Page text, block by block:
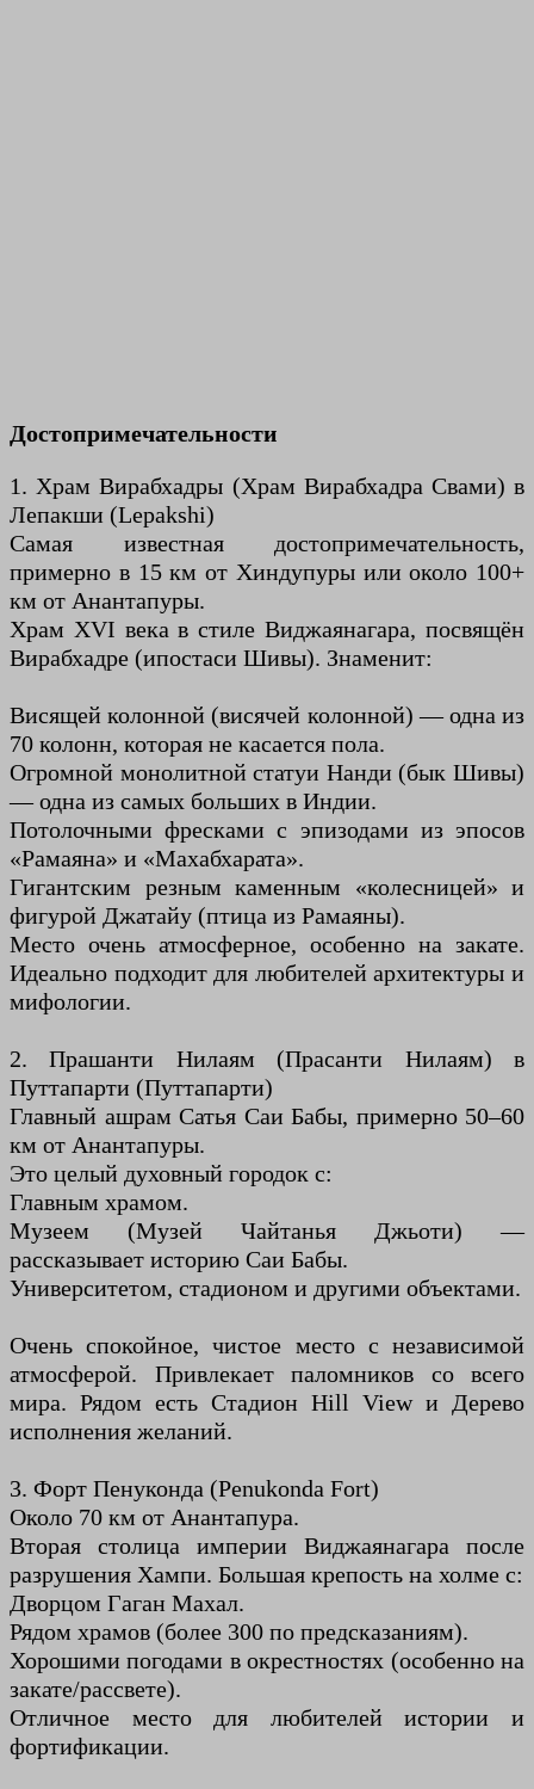
Достопримечательности
1. Храм Вирабхадры (Храм Вирабхадра Свами) в
Лепакши (Lepakshi)
Самая известная достопримечательность,
примерно в 15 км от Хиндупуры или около 100+
км от Анантапуры.
Храм XVI века в стиле Виджаянагара, посвящён
Вирабхадре (ипостаси Шивы). Знаменит:
Висящей колонной (висячей колонной) — одна из
70 колонн, которая не касается пола.
Огромной монолитной статуи Нанди (бык Шивы)
— одна из самых больших в Индии.
Потолочными фресками с эпизодами из эпосов
«Рамаяна» и «Махабхарата».
Гигантским резным каменным «колесницей» и
фигурой Джатайу (птица из Рамаяны).
Место очень атмосферное, особенно на закате.
Идеально подходит для любителей архитектуры и
мифологии.
2. Прашанти Нилаям (Прасанти Нилаям) в
Путтапарти (Путтапарти)
Главный ашрам Сатья Саи Бабы, примерно 50–60
км от Анантапуры.
Это целый духовный городок с:
Главным храмом.
Музеем (Музей Чайтанья Джьоти) —
рассказывает историю Саи Бабы.
Университетом, стадионом и другими объектами.
Очень спокойное, чистое место с независимой
атмосферой. Привлекает паломников со всего
мира. Рядом есть Стадион Hill View и Дерево
исполнения желаний.
3. Форт Пенуконда (Penukonda Fort)
Около 70 км от Анантапура.
Вторая столица империи Виджаянагара после
разрушения Хампи. Большая крепость на холме с:
Дворцом Гаган Махал.
Рядом храмов (более 300 по предсказаниям).
Хорошими погодами в окрестностях (особенно на
закате/рассвете).
Отличное место для любителей истории и
фортификации.